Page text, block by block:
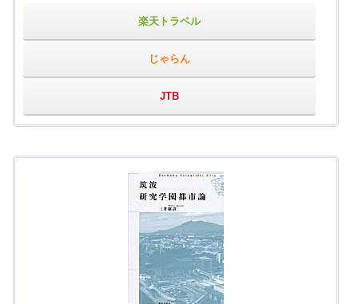
楽天トラベル
じゃらん
JTB